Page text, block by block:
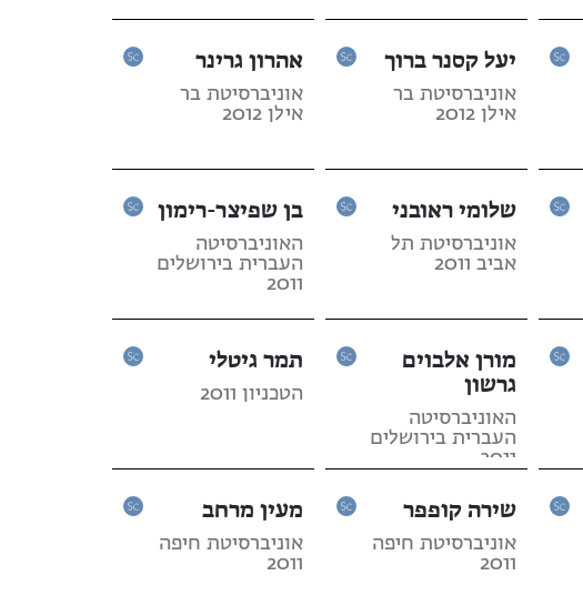
יעל קסנר ברוך
אוניברסיטת בר
אילן 2012
אהרון גרינר
אוניברסיטת בר
אילן 2012
שלומי ראובני
אוניברסיטת תל
אביב 2011
בן שפיצר-רימון
האוניברסיטה
העברית בירושלים
2011
מורן אלבוים
גרשון
האוניברסיטה
העברית בירושלים
2011
תמר גיטלי
הטכניון 2011
שירה קופפר
אוניברסיטת חיפה
2011
מעין מרחב
אוניברסיטת חיפה
2011